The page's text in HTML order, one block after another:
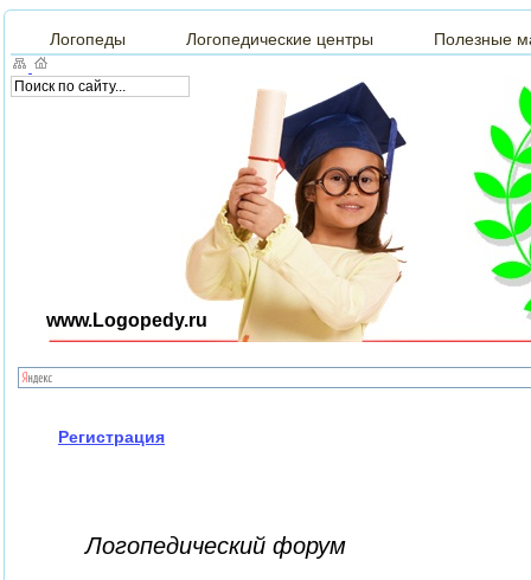
Логопеды Логопедические центры Полезные
www.Logopedy.ru
Регистрация
Логопедический форум